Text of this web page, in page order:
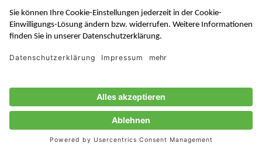
NACHHALTIGKEIT
Renaissance des
Vertrauens
JAPAN
H.I.S: „Unser
Servicegedanke lässt sich
auf neue Bereiche